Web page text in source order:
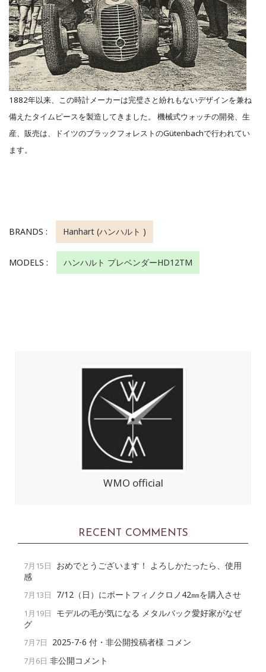
1882年以来、この時計メーカーは完璧さと紛れもないデザインを兼ね
備えたタイムピースを製造してきました。 機械式ウォッチの開発、生
産、販売は、ドイツのブラックフォレストのGütenbachで行われてい
ます。
BRANDS : Hanhart (ハンハルト )
MODELS : ハンハルト プレベンダーHD12TM
WMO official
RECENT COMMENTS
7月15日
おめでとうございます！ よろしかたったら、使用
感
7月13日 7/12（日）にポートフィノクロノ42㎜を購入させ
1月19日
モデルの毛が気になる メタルバック愛好家がなぜ
グ
7月7日 2025-7-6 付・非公開投稿者様 コメン
7月6日 非公開コメント